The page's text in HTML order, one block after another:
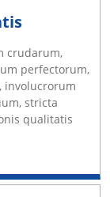
crudarum,
perfectorum,
involucrorum
stricta
qualitatis